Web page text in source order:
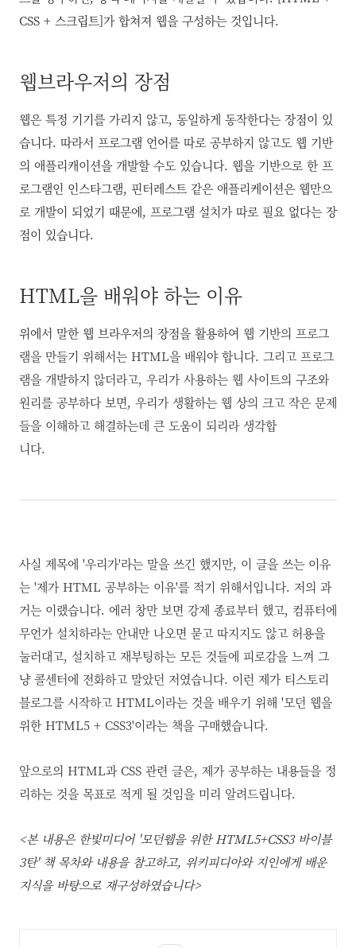
CSS + 스크립트]가 합쳐져 웹을 구성하는 것입니다.
웹브라우저의 장점
웹은 특정 기기를 가리지 않고, 동일하게 동작한다는 장점이 있
습니다. 따라서 프로그램 언어를 따로 공부하지 않고도 웹 기반
의 애플리캐이션을 개발할 수도 있습니다. 웹을 기반으로 한 프
로그램인 인스타그램, 핀터레스트 같은 애플리케이션은 웹만으
로 개발이 되었기 때문에, 프로그램 설치가 따로 필요 없다는 장
점이 있습니다.
HTML을 배워야 하는 이유
위에서 말한 웹 브라우저의 장점을 활용하여 웹 기반의 프로그
램을 만들기 위해서는 HTML을 배워야 합니다. 그리고 프로그
램을 개발하지 않더라고, 우리가 사용하는 웹 사이트의 구조와
원리를 공부하다 보면, 우리가 생활하는 웹 상의 크고 작은 문제
들을 이해하고 해결하는데 큰 도움이 되리라 생각합
니다.
사실 제목에 '우리가'라는 말을 쓰긴 했지만, 이 글을 쓰는 이유
는 '제가 HTML 공부하는 이유'를 적기 위해서입니다. 저의 과
거는 이랬습니다. 에러 창만 보면 강제 종료부터 했고, 컴퓨터에
무언가 설치하라는 안내만 나오면 묻고 따지지도 않고 허용을
눌러대고, 설치하고 재부팅하는 모든 것들에 피로감을 느껴 그
냥 콜센터에 전화하고 말았던 저였습니다. 이런 제가 티스토리
블로그를 시작하고 HTML이라는 것을 배우기 위해 '모던 웹을
위한 HTML5 + CSS3'이라는 책을 구매했습니다.
앞으로의 HTML과 CSS 관련 글은, 제가 공부하는 내용들을 정
리하는 것을 목표로 적게 될 것임을 미리 알려드립니다.
<본 내용은 한빛미디어 '모던웹을 위한 HTML5+CSS3 바이블
3탄' 책 목차와 내용을 참고하고, 위키피디아와 지인에게 배운
지식을 바탕으로 재구성하였습니다>